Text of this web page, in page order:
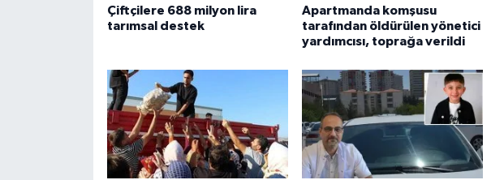
Çiftçilere 688 milyon lira
tarımsal destek
Apartmanda komşusu
tarafından öldürülen yönetici
yardımcısı, toprağa verildi